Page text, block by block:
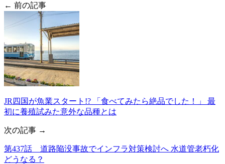
← 前の記事
JR四国が魚業スタート!? 「食べてみたら絶品でした！」 最
初に養殖試みた意外な品種とは
次の記事 →
第437話 道路陥没事故でインフラ対策検討へ 水道管老朽化
どうなる？